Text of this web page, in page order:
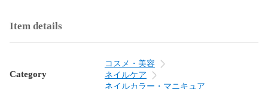
Item details
Category
コスメ・美容
ネイルケア
ネイルカラー・マニキュア